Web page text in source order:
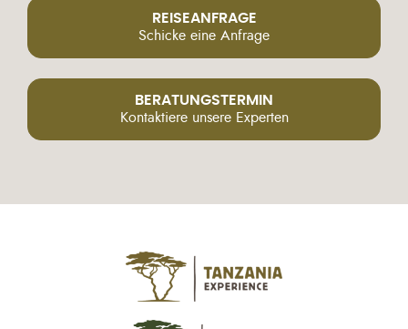
REISEANFRAGE
Schicke eine Anfrage
BERATUNGSTERMIN
Kontaktiere unsere Experten